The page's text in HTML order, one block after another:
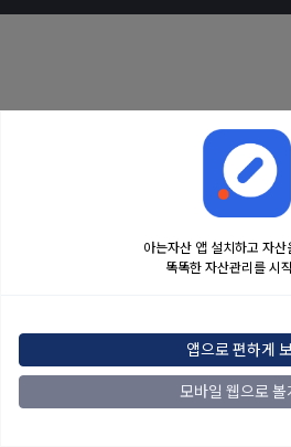
아는자산 앱 설치하고 자산
똑똑한 자산관리를 시
앱으로 편하게
모바일 웹으로 볼